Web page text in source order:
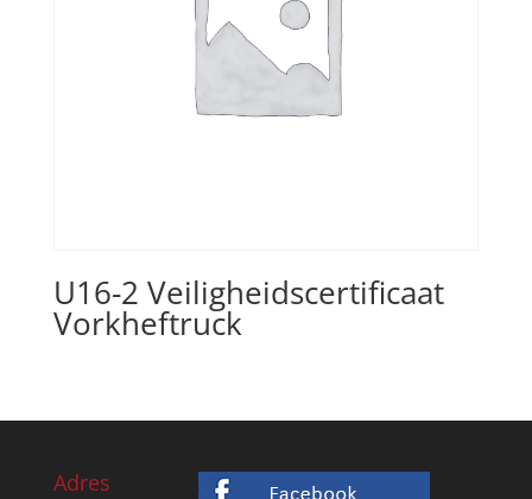
U16-2 Veiligheidscertificaat
Vorkheftruck
Adres